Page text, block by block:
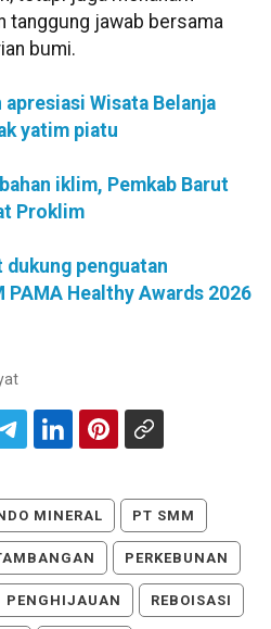
tanggung jawab bersama
bumi.
apresiasi Wisata Belanja
yatim piatu
iklim, Pemkab Barut
Proklim
dukung penguatan
PAMA Healthy Awards 2026
MINERAL PT SMM
PERKEBUNAN
PENGHIJAUAN REBOISASI